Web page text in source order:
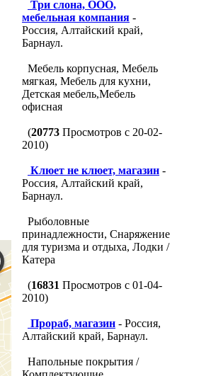
Три слона, ООО,
мебельная компания -
Россия, Алтайский край,
Барнаул.
Мебель корпусная, Мебель
мягкая, Мебель для кухни,
Детская мебель,Мебель
офисная
(20773 Просмотров с 20-02-
2010)
Клюет не клюет, магазин -
Россия, Алтайский край,
Барнаул.
Рыболовные
принадлежности, Снаряжение
для туризма и отдыха, Лодки /
Катера
(16831 Просмотров с 01-04-
2010)
Прораб, магазин - Россия,
Алтайский край, Барнаул.
Напольные покрытия /